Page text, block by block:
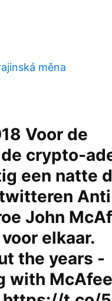
měna
Voor de
crypto-
een natte
John
elkaar.
the years -
with McAfee